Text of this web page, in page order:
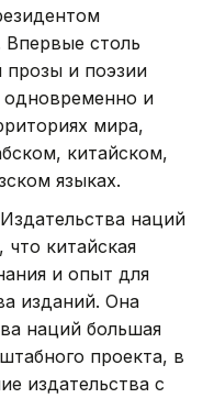
столь
прозы и поэзии
и
мира,
китайском,
языках.
наций
китайская
и опыт для
изданий. Она
наций большая
проекта, в
издательства с